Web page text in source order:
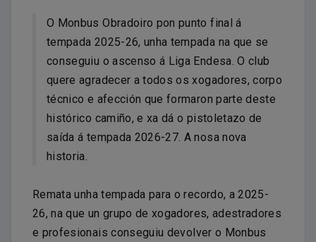
O Monbus Obradoiro pon punto final á
tempada 2025-26, unha tempada na que se
conseguiu o ascenso á Liga Endesa. O club
quere agradecer a todos os xogadores, corpo
técnico e afección que formaron parte deste
histórico camiño, e xa dá o pistoletazo de
saída á tempada 2026-27. A nosa nova
historia.
Remata unha tempada para o recordo, a 2025-
26, na que un grupo de xogadores, adestradores
e profesionais conseguiu devolver o Monbus